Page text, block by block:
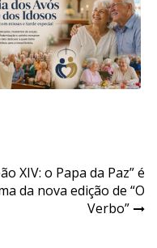
XIV: o Papa da Paz” é
da nova edição de “O
Verbo”